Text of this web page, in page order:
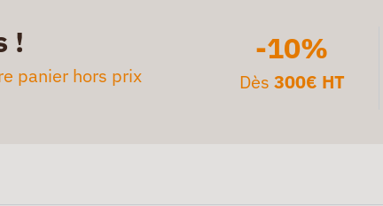
!
panier hors prix
-10%
Dès 300€ HT